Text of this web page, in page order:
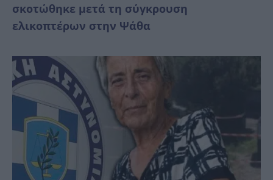
σκοτώθηκε μετά τη σύγκρουση
ελικοπτέρων στην Ψάθα